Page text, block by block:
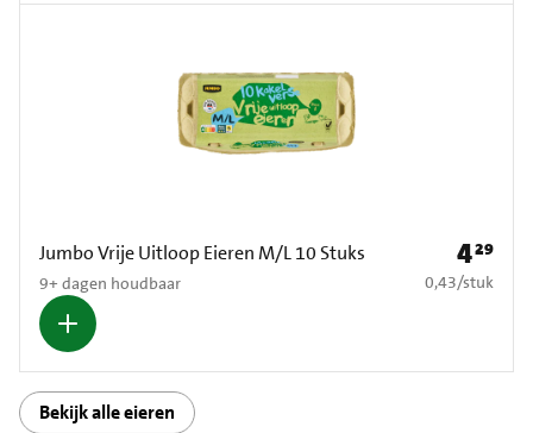
Jumbo Vrije Uitloop Eieren M/L 10 Stuks
9+ dagen houdbaar
Prijs: €
429
€ 0,43 per stuk
0,43/stuk
Bekijk alle eieren